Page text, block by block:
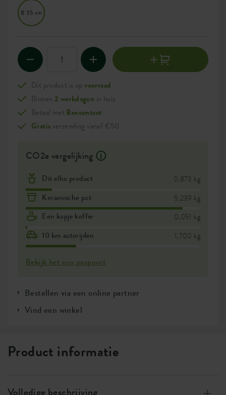
B 35 cm
Dit product is opvoorraad
Binnen 2 werkdagen in huis
Betaal met Bancontact
Gratis verzending vanaf €50
CO2e vergelijking
Dit elho product 0,873 kg
Keramische pot 5,239 kg
Een kopje koffie 0,051 kg
10 km autorijden 1,700 kg
Bekijk het eco paspoort
Bestellen via een online partner
Vind een winkel
Product informatie